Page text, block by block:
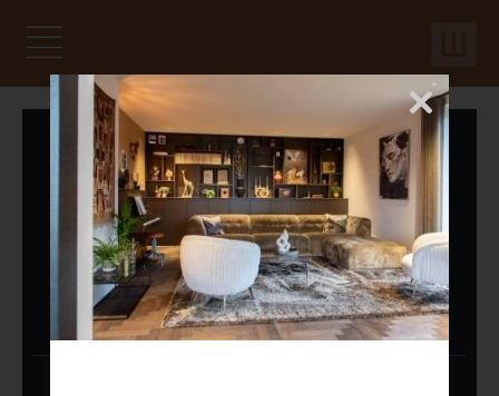
naar
inhoud
Mobiel menu
Hoofdnavigatie
Je voorgangers beoordelen ons met een:
9.6/10